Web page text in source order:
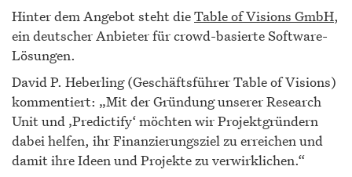
Hinter dem Angebot steht dieTable of Visions GmbH,
ein deutscher Anbieter für crowd-basierte Software-
Lösungen.
David P. Heberling (Geschäftsführer Table of Visions)
kommentiert: „Mit der Gründung unserer Research
Unit und ‚Predictify‘ möchten wir Projektgründern
dabei helfen, ihr Finanzierungsziel zu erreichen und
damit ihre Ideen und Projekte zu verwirklichen.“